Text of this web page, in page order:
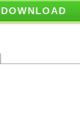
DOWNLOAD